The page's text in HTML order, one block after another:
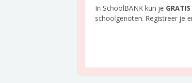
In SchoolBANK kun je GRATIS
schoolgenoten. Registreer je